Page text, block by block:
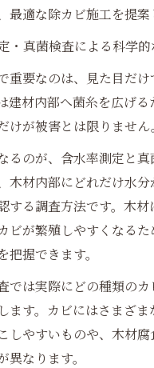
最適な除カビ施工を提案
・真菌検査による科学
重要なのは、見た目だけ
建材内部へ菌糸を広げ
けが被害とは限りません。
るのが、含水率測定と
木材内部にどれだけ水分
する調査方法です。木
ビが繁殖しやすくなるた
把握できます。
では実際にどの種類の
ます。カビにはさまざま
しやすいものや、木材腐
異なります。